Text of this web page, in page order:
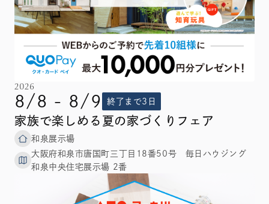
2026
8/8 - 8/9 終了まで3日
家族で楽しめる夏の家づくりフェア
和泉展示場
大阪府和泉市唐国町三丁目18番50号 毎日ハウジング
和泉中央住宅展示場 2番